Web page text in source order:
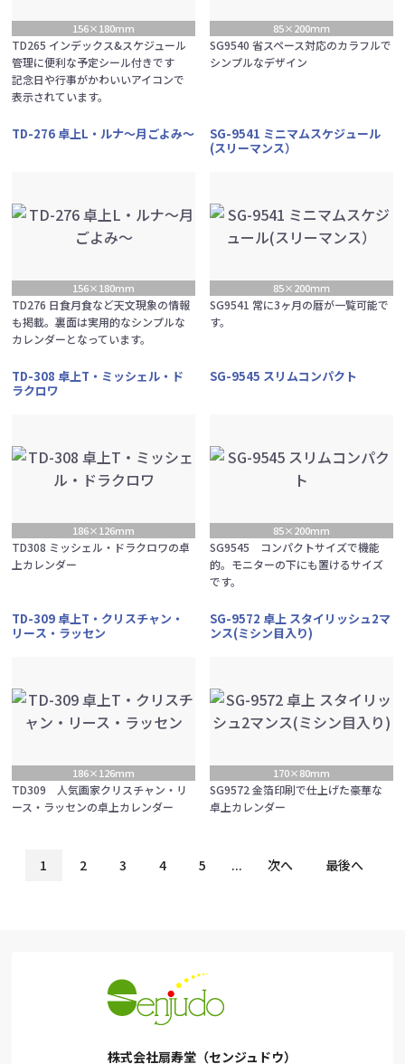
156×180mm
TD265 インデックス&スケジュール
管理に便利な予定シール付きです
記念日や行事がかわいいアイコンで
表示されています。
85×200ｍｍ
SG9540 省スペース対応のカラフルで
シンプルなデザイン
TD-276 卓上L・ルナ～月ごよみ～
156×180mm
TD276 日食月食など天文現象の情報
も掲載。裏面は実用的なシンプルな
カレンダーとなっています。
SG-9541 ミニマムスケジュール
(スリーマンス）
85×200ｍｍ
SG9541 常に3ヶ月の暦が一覧可能で
す。
TD-308 卓上T・ミッシェル・ド
ラクロワ
186×126mm
TD308 ミッシェル・ドラクロワの卓
上カレンダー
SG-9545 スリムコンパクト
85×200mm
SG9545 コンパクトサイズで機能
的。モニターの下にも置けるサイズ
です。
TD-309 卓上T・クリスチャン・
リース・ラッセン
186×126mm
TD309 人気画家クリスチャン・リ
ース・ラッセンの卓上カレンダー
SG-9572 卓上 スタイリッシュ2マ
ンス(ミシン目入り)
170×80mm
SG9572 金箔印刷で仕上げた豪華な
卓上カレンダー
1 2 3 4 5 ... 次へ 最後へ
株式会社扇寿堂（センジュドウ）